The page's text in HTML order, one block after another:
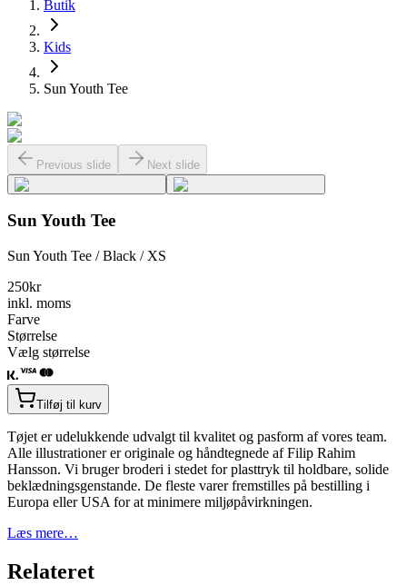
Butik
Kids
Sun Youth Tee
Previous slide Next slide
Sun Youth Tee
Sun Youth Tee / Black / XS
250kr
inkl. moms
Farve
Størrelse
Vælg størrelse
Tilføj til kurv
Tøjet er udelukkende udvalgt til kvalitet og pasform af vores team.
Alle illustrationer er originale og håndtegnede af Filip Rahim
Hansson. Vi bruger broderi i stedet for plasttryk til holdbare, solide
beklædningsgenstande. De fleste varer fremstilles på bestilling i
Europa eller USA for at minimere miljøpåvirkningen.
Læs mere…
Relateret